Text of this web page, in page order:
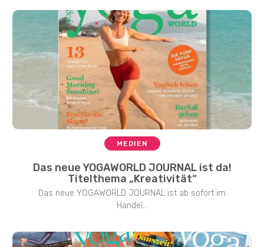
MEDIEN
Das neue YOGAWORLD JOURNAL ist da!
Titelthema „Kreativität“
Das neue YOGAWORLD JOURNAL ist ab sofort im
Handel...